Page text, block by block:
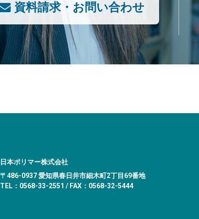
資料請求・お問い合わせ
日本ポリマー株式会社
〒486-0937 愛知県春日井市細木町2丁目69番地
TEL：0568-33-2551 / FAX：0568-32-5444